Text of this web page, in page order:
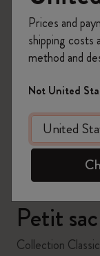
Petit
Collection
Prices and
shipping costs
method and
Not United